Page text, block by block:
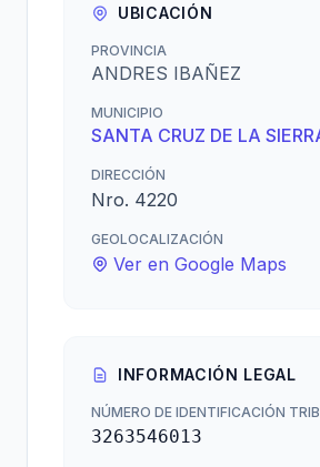
UBICACIÓN
PROVINCIA
ANDRES IBAÑEZ
MUNICIPIO
SANTA CRUZ DE LA
DIRECCIÓN
Nro. 4220
GEOLOCALIZACIÓN
Ver en Google Maps
INFORMACIÓN LEGAL
NÚMERO DE IDENTIFICACIÓN
3263546013